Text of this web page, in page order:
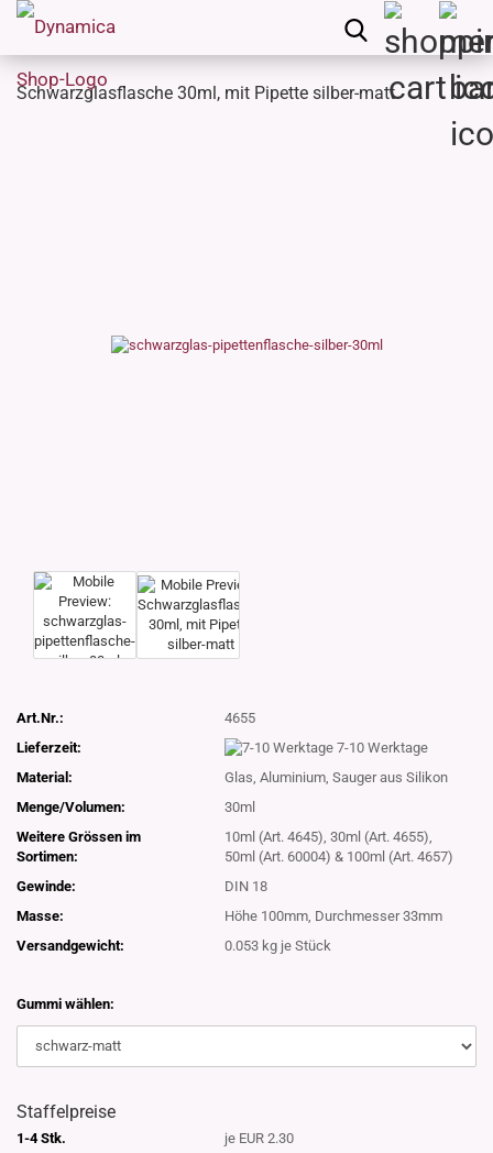
Schwarzglasflasche 30ml, mit Pipette silber-matt
Art.Nr.:
4655
Lieferzeit:
7-10 Werktage
Material:
Glas, Aluminium, Sauger aus Silikon
Menge/Volumen:
30ml
Weitere Grössen im
Sortimen:
10ml (Art. 4645), 30ml (Art. 4655),
50ml (Art. 60004) & 100ml (Art. 4657)
Gewinde:
DIN 18
Masse:
Höhe 100mm, Durchmesser 33mm
Versandgewicht:
0.053 kg je Stück
Gummi wählen:
Staffelpreise
1-4 Stk.
je EUR 2.30